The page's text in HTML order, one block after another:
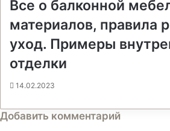
Все о балконной
материалов, правила
уход. Примеры
отделки
14.02.2023
Добавить комментарий